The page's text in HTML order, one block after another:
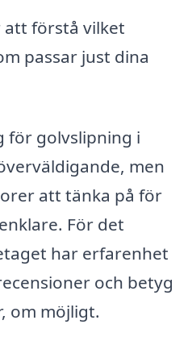
förstå vilket
passar just dina
för golvslipning i
men
att tänka på för
För det
har erfarenhet
och betyg
om möjligt.